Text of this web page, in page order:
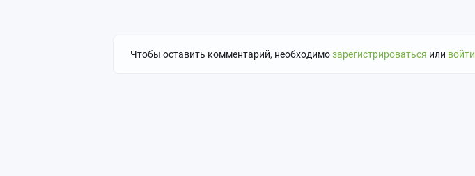
Чтобы оставить комментарий, необходимозарегистрироваться или войти